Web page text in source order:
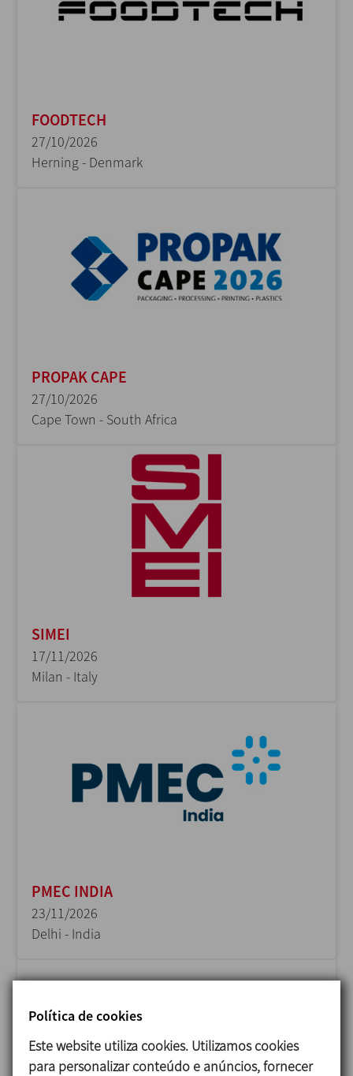
FOODTECH
27/10/2026
Herning - Denmark
PROPAK CAPE
27/10/2026
Cape Town - South Africa
SIMEI
17/11/2026
Milan - Italy
PMEC INDIA
23/11/2026
Delhi - India
Política de cookies
Este website utiliza cookies. Utilizamos cookies
para personalizar conteúdo e anúncios, fornecer